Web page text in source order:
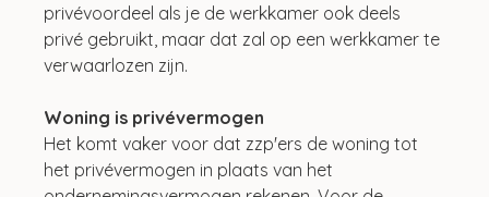
privévoordeel als je de werkkamer ook deels
privé gebruikt, maar dat zal op een werkkamer te
verwaarlozen zijn.
Woning is privévermogen
Het komt vaker voor dat zzp'ers de woning tot
het privévermogen in plaats van het